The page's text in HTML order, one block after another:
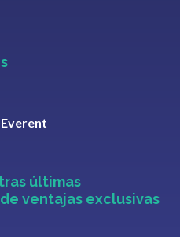
últimas
ventajas exclusivas